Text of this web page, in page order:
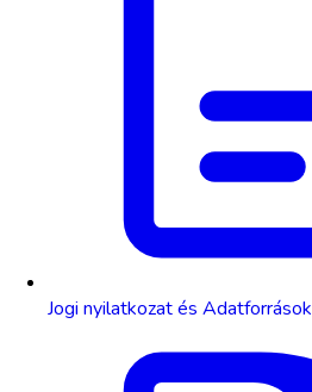
Jogi nyilatkozat és Adatforrások